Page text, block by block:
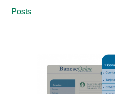
Posts